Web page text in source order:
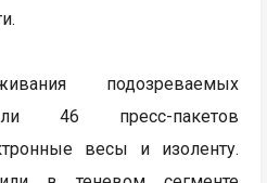
подозреваемых
46 пресс-пакетов
весы и изоленту.